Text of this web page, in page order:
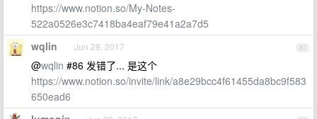
https://www.notion.so/My-Notes-
522a0526e3c7418ba4eaf79e41a2a7d5
87
wqlin Jun 29, 2017
@wqlin #86 发错了... 是这个
https://www.notion.so/invite/link/a8e29bcc4f61455da8bc9f583
650ead6